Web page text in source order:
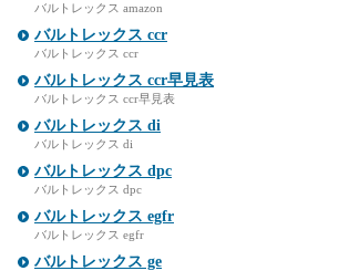
バルトレックス amazon
バルトレックス ccr
バルトレックス ccr
バルトレックス ccr早見表
バルトレックス ccr早見表
バルトレックス di
バルトレックス di
バルトレックス dpc
バルトレックス dpc
バルトレックス egfr
バルトレックス egfr
バルトレックス ge